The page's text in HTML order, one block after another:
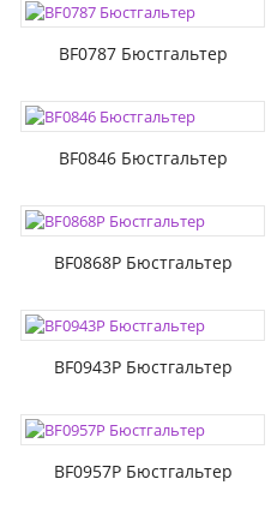
BF0787 Бюстгальтер
BF0846 Бюстгальтер
BF0868P Бюстгальтер
BF0943P Бюстгальтер
BF0957P Бюстгальтер